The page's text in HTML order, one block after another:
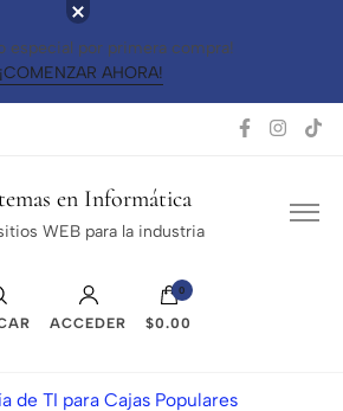
especial por primera compra!
¡COMENZAR AHORA!
en Informática
WEB para la industria
ACCEDER
0
$0.00
de TI para Cajas Populares